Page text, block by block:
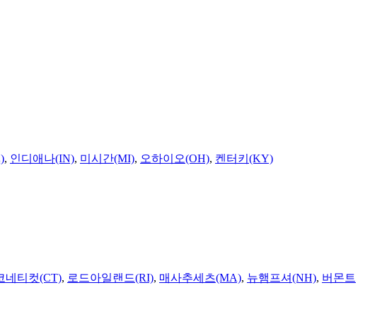
, 인디애나(IN), 미시간(MI), 오하이오(OH), 켄터키(KY)
네티컷(CT), 로드아일랜드(RI), 매사추세츠(MA), 뉴햄프셔(NH), 버몬트